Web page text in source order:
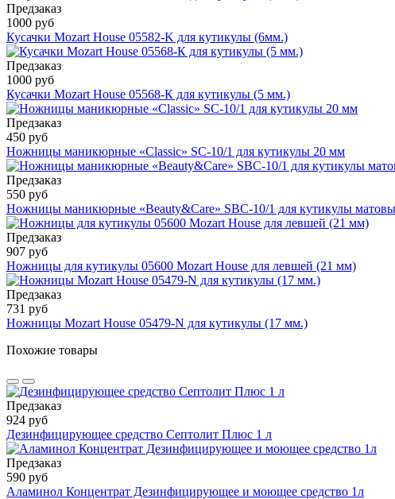
Предзаказ
1000 руб
Кусачки Mozart House 05582-K для кутикулы (6мм.)
Предзаказ
1000 руб
Кусачки Mozart House 05568-К для кутикулы (5 мм.)
Предзаказ
450 руб
Ножницы маникюрные «Classic» SC-10/1 для кутикулы 20 мм
Предзаказ
550 руб
Ножницы маникюрные «Beauty&Care» SBC-10/1 для кутикулы
Предзаказ
907 руб
Ножницы для кутикулы 05600 Mozart House для левшей (21 мм)
Предзаказ
731 руб
Ножницы Mozart House 05479-N для кутикулы (17 мм.)
Похожие товары
Предзаказ
924 руб
Дезинфицирующее средство Септолит Плюс 1 л
Предзаказ
590 руб
Аламинол Концентрат Дезинфицирующее и моющее средство 1л